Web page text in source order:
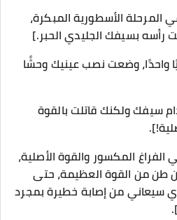
المرحلة الأسطورية المبكرة،
بسيفك الجليدي الحبر.]
واحدًا، وضعت نصب عينيك وحشًا
سيفك ولكنك قاتلت بالقوة
المكسور والقوة الأصلية،
طن من القوة العظيمة، حتى
سيعاني من إصابة خطيرة بمجرد